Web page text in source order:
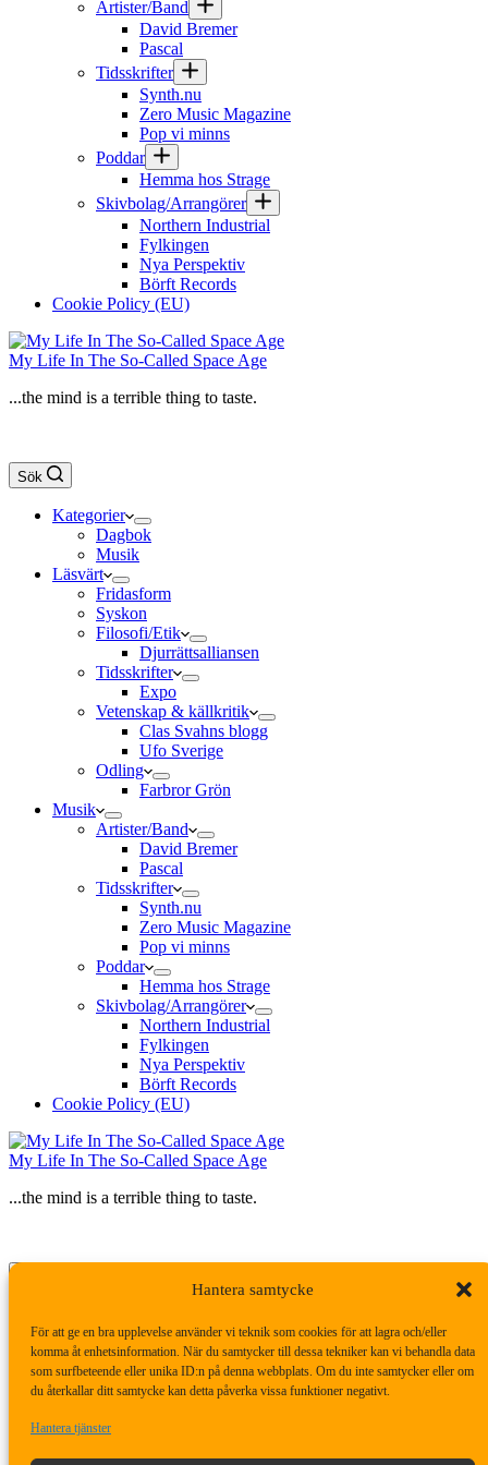
Hantera samtycke
För att ge en bra upplevelse använder vi teknik som cookies för att lagra och/eller
komma åt enhetsinformation. När du samtycker till dessa tekniker kan vi behandla data
som surfbeteende eller unika ID:n på denna webbplats. Om du inte samtycker eller om
du återkallar ditt samtycke kan detta påverka vissa funktioner negativt.
Hantera tjänster
Artister/Band
David Bremer
Pascal
Tidsskrifter
Synth.nu
Zero Music Magazine
Pop vi minns
Poddar
Hemma hos Strage
Skivbolag/Arrangörer
Northern Industrial
Fylkingen
Nya Perspektiv
Börft Records
Cookie Policy (EU)
My Life In The So-Called Space Age
...the mind is a terrible thing to taste.
Sök
Kategorier
Dagbok
Musik
Läsvärt
Fridasform
Syskon
Filosofi/Etik
Djurrättsalliansen
Tidsskrifter
Expo
Vetenskap & källkritik
Clas Svahns blogg
Ufo Sverige
Odling
Farbror Grön
Musik
Artister/Band
David Bremer
Pascal
Tidsskrifter
Synth.nu
Zero Music Magazine
Pop vi minns
Poddar
Hemma hos Strage
Skivbolag/Arrangörer
Northern Industrial
Fylkingen
Nya Perspektiv
Börft Records
Cookie Policy (EU)
My Life In The So-Called Space Age
...the mind is a terrible thing to taste.
Logga in
Användarnamn eller e-postadress
Lösenord